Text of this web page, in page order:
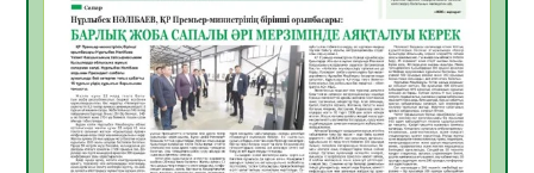
Цифрландыру саласын дамыту аясында
салынатын жаңа орталықтың жобасы
талқыланды
05.08.2026
24
Алғашқы цифрлық жасанды интеллект
құралдарының таныстырылымы өтті